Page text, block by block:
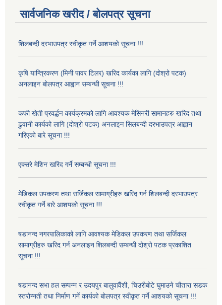
सार्वजनिक खरीद / बोलपत्र सूचना
शिलबन्दी दरभाउपत्र स्वीकृत गर्ने आशयको सूचना !!!
कृषि यान्त्रिकरण (मिनी पावर टिलर) खरिद कार्यका लागि (दोश्रो पटक)
अनलाइन बोलपत्र आह्वान सम्बन्धी सूचना !!!
कफी खेती प्रवर्द्धन कार्यक्रमको लागि आवश्यक मेसिनरी सामानहरु खरिद तथा
ढुवानी कार्यको लागि (दोश्रो पटक) अनलाइन सिलबन्दी दरभाउपत्र आह्वान
गरिएको बारे सूचना !!!
एक्सरे मेशिन खरिद गर्ने सम्बन्धी सूचना !!!
मेडिकल उपकरण तथा सर्जिकल सामाग्रीहरु खरिद गर्न शिलबन्दी दरभाउपत्र
स्वीकृत गर्ने बारे आशयको सूचना !!!
षडानन्द नगरपालिकाको लागि आवश्यक मेडिकल उपकरण तथा सर्जिकल
सामाग्रीहरु खरिद गर्न अनलाइन शिलबन्दी सम्बन्धी दोश्रो पटक प्रकाशित
सूचना !!!
षडानन्द सभा हल सम्पन्न र उदयपुर बालुवावैंशी, चिउरीबोटे घुमाउने चौतारा सडक
स्तरोन्नती तथा निर्माण गर्ने कार्यको बोलपत्र स्वीकृत गर्ने आशयको सूचना !!!